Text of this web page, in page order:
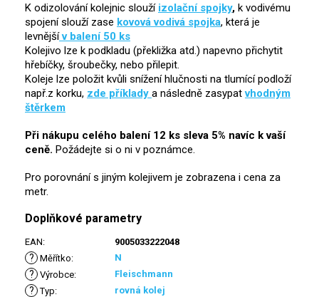
K odizolování kolejnic slouží izolační spojky, k vodivému
spojení slouží zase kovová vodivá spojka, která je
levnější v balení 50 ks
Kolejivo lze k podkladu (překližka atd.) napevno přichytit
hřebíčky, šroubečky, nebo přilepit.
Koleje lze položit kvůli snížení hlučnosti na tlumící podloží
např.z korku, zde příklady a následně zasypat vhodným
štěrkem
Při nákupu celého balení 12 ks sleva 5% navíc k vaší
ceně. Požádejte si o ni v poznámce.
Pro porovnání s jiným kolejivem je zobrazena i cena za
metr.
Doplňkové parametry
EAN: 9005033222048
? Měřítko: N
? Výrobce: Fleischmann
? Typ: rovná kolej